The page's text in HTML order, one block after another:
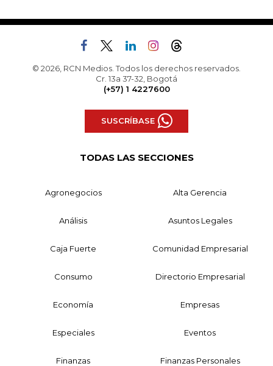
© 2026, RCN Medios. Todos los derechos reservados.
Cr. 13a 37-32, Bogotá
(+57) 1 4227600
SUSCRÍBASE
TODAS LAS SECCIONES
Agronegocios Alta Gerencia
Análisis Asuntos Legales
Caja Fuerte Comunidad Empresarial
Consumo Directorio Empresarial
Economía Empresas
Especiales Eventos
Finanzas Finanzas Personales